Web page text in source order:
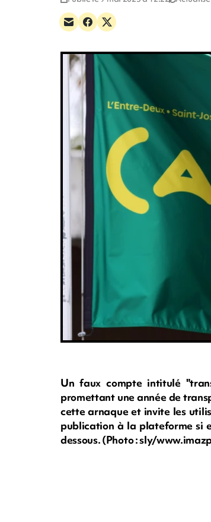
Un faux compte intitulé
promettant une année de
cette arnaque et invite les
publication à la plateforme si
dessous. (Photo : sly/